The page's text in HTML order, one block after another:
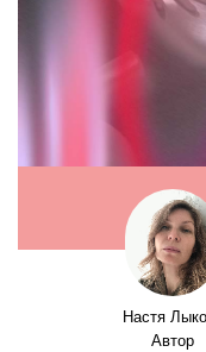
Настя
Автор